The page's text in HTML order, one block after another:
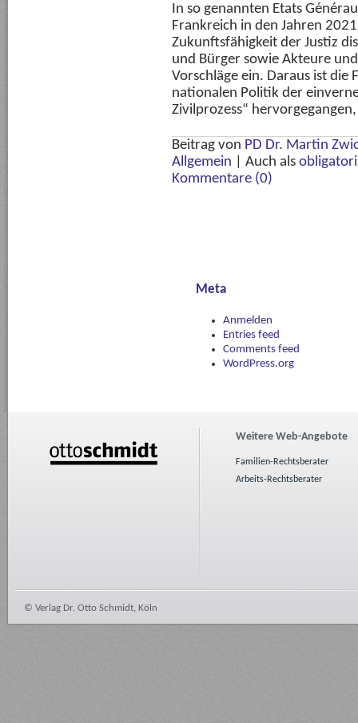
In so genannten Etats
Frankreich in den Jahren
Zukunftsfähigkeit der Justiz
und Bürger sowie Akteure
Vorschläge ein. Daraus ist
nationalen Politik der
Zivilprozess“
Beitrag von PD Dr. Martin
Allgemein
Auch als
Kommentare (0)
Meta
Anmelden
Entries feed
Comments feed
WordPress.org
Weitere Web-Angebote
Familien-Rechtsberater
Arbeits-Rechtsberater
© Verlag Dr. Otto Schmidt, Köln